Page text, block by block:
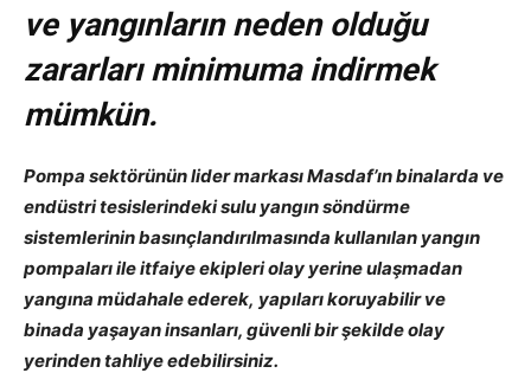
ve yangınların neden olduğu
zararları minimuma indirmek
mümkün.
Pompa sektörünün lider markası Masdaf’ın binalarda ve
endüstri tesislerindeki sulu yangın söndürme
sistemlerinin basınçlandırılmasında kullanılan yangın
pompaları ile itfaiye ekipleri olay yerine ulaşmadan
yangına müdahale ederek, yapıları koruyabilir ve
binada yaşayan insanları, güvenli bir şekilde olay
yerinden tahliye edebilirsiniz.